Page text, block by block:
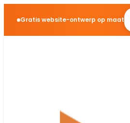
Gratis website-ontwerp op maat